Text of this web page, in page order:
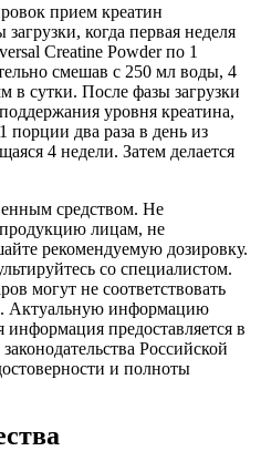
прием креатин
когда первая неделя
Creatine Powder по 1
смешав с 250 мл воды, 4
в сутки. После фазы загрузки
уровня креатина,
порции два раза в день из
4 недели. Затем делается
средством. Не
продукцию лицам, не
рекомендуемую дозировку.
со специалистом.
могут не соответствовать
Актуальную информацию
предоставляется в
Российской
и полноты